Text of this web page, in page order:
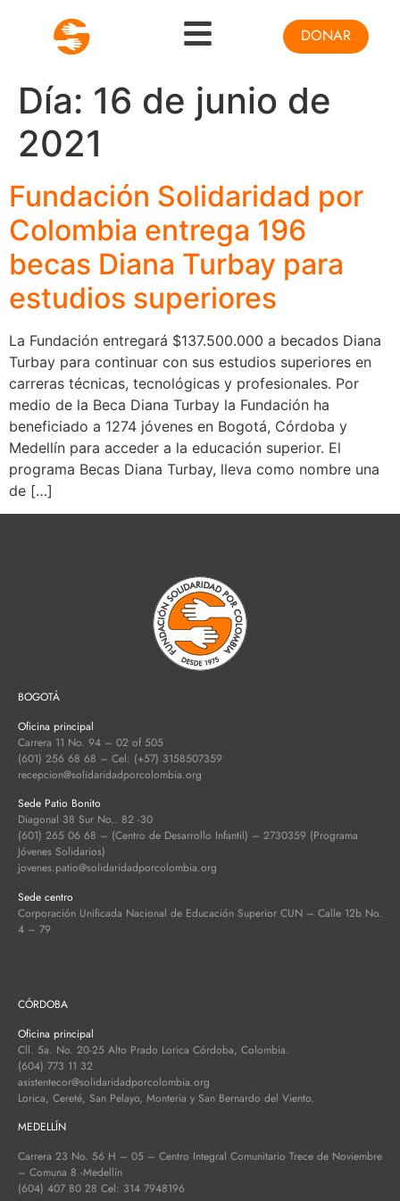
DONAR
Día: 16 de junio de
2021
Fundación Solidaridad por
Colombia entrega 196
becas Diana Turbay para
estudios superiores
La Fundación entregará $137.500.000 a becados Diana
Turbay para continuar con sus estudios superiores en
carreras técnicas, tecnológicas y profesionales. Por
medio de la Beca Diana Turbay la Fundación ha
beneficiado a 1274 jóvenes en Bogotá, Córdoba y
Medellín para acceder a la educación superior. El
programa Becas Diana Turbay, lleva como nombre una
de […]
BOGOTÁ
Oficina principal
Carrera 11 No. 94 – 02 of 505
(601) 256 68 68 – Cel: (+57) 3158507359
recepcion@solidaridadporcolombia.org
Sede Patio Bonito
Diagonal 38 Sur No.. 82 -30
(601) 265 06 68 – (Centro de Desarrollo Infantil) – 2730359 (Programa
Jóvenes Solidarios)
jovenes.patio@solidaridadporcolombia.org
Sede centro
Corporación Unificada Nacional de Educación Superior CUN – Calle 12b No.
4 – 79
CÓRDOBA
Oficina principal
Cll. 5a. No. 20-25 Alto Prado Lorica Córdoba, Colombia.
(604) 773 11 32
asistentecor@solidaridadporcolombia.org
Lorica, Cereté, San Pelayo, Monteria y San Bernardo del Viento.
MEDELLÍN
Carrera 23 No. 56 H – 05 – Centro Integral Comunitario Trece de Noviembre
– Comuna 8 -Medellín
(604) 407 80 28 Cel: 314 7948196